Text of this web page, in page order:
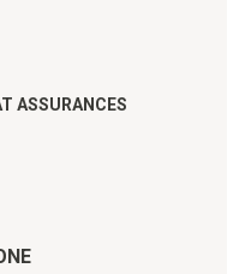
ASSURANCES